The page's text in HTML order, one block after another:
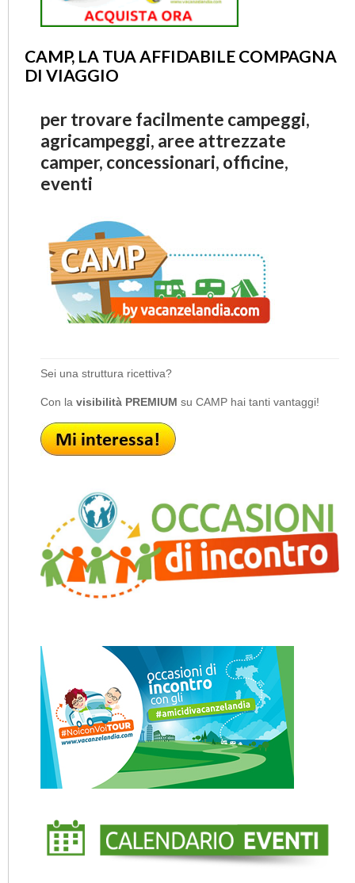
CAMP, LA TUA AFFIDABILE COMPAGNA
DI VIAGGIO
per trovare facilmente campeggi,
agricampeggi, aree attrezzate
camper, concessionari, officine,
eventi
Sei una struttura ricettiva?
Con la visibilità PREMIUM su CAMP hai tanti vantaggi!